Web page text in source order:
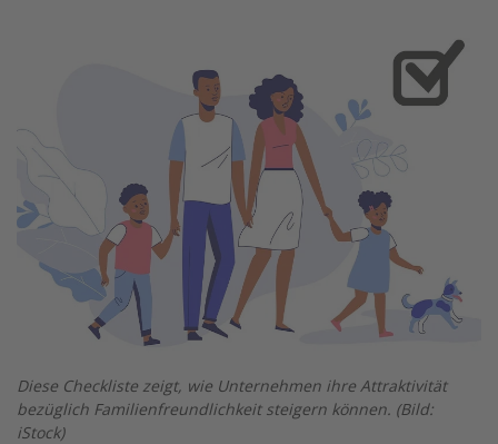
Diese Checkliste zeigt, wie Unternehmen ihre Attraktivität
bezüglich Familienfreundlichkeit steigern können. (Bild:
iStock)